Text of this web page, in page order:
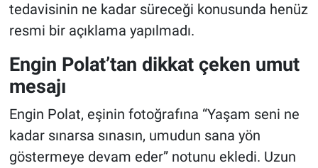
tedavisinin ne kadar süreceği konusunda henüz
resmi bir açıklama yapılmadı.
Engin Polat’tan dikkat çeken umut
mesajı
Engin Polat, eşinin fotoğrafına “Yaşam seni ne
kadar sınarsa sınasın, umudun sana yön
göstermeye devam eder” notunu ekledi. Uzun